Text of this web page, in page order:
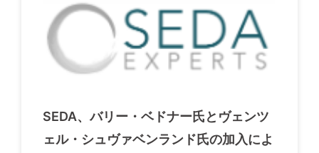
SEDA、バリー・ベドナー氏とヴェンツ
ェル・シュヴァベンランド氏の加入によ